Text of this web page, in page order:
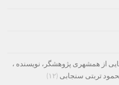
از همشهری پژوهشگر، نویسنده ،
تربتی سنجابی (۱۲)